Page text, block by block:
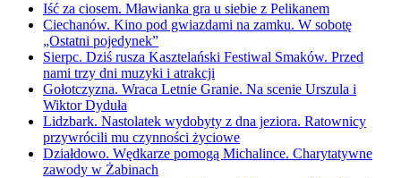
Iść za ciosem. Mławianka gra u siebie z Pelikanem
Ciechanów. Kino pod gwiazdami na zamku. W sobotę
„Ostatni pojedynek”
Sierpc. Dziś rusza Kasztelański Festiwal Smaków. Przed
nami trzy dni muzyki i atrakcji
Gołotczyzna. Wraca Letnie Granie. Na scenie Urszula i
Wiktor Dyduła
Lidzbark. Nastolatek wydobyty z dna jeziora. Ratownicy
przywrócili mu czynności życiowe
Działdowo. Wędkarze pomogą Michalince. Charytatywne
zawody w Żabinach